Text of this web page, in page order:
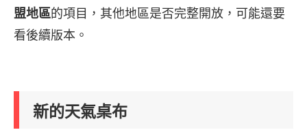
盟地區的項目，其他地區是否完整開放，可能還要
看後續版本。
新的天氣桌布